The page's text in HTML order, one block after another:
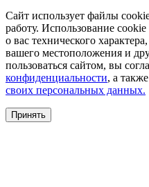
Сайт использует файлы
работу. Использование
о вас технического
вашего местоположения и
пользоваться сайтом, вы
конфиденциальности, а
своих персональных данных.
Принять